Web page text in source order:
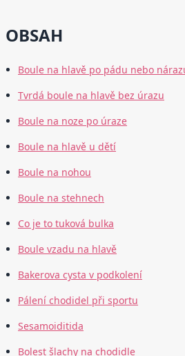
OBSAH
Boule na hlavě po pádu nebo
Tvrdá boule na hlavě bez úrazu
Boule na noze po úraze
Boule na hlavě u dětí
Boule na nohou
Boule na stehnech
Co je to tuková bulka
Boule vzadu na hlavě
Bakerova cysta v podkolení
Pálení chodidel při sportu
Sesamoiditida
Bolest šlachy na chodidle